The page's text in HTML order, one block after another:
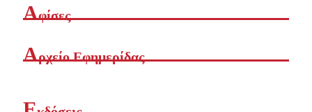
Αφίσες
Αρχείο Εφημερίδας